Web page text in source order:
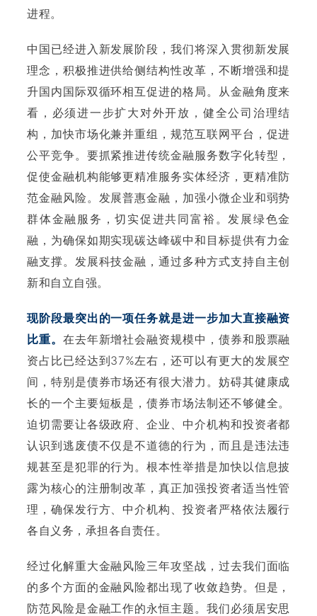
进程。
中国已经进入新发展阶段，我们将深入贯彻新发展
理念，积极推进供给侧结构性改革，不断增强和提
升国内国际双循环相互促进的格局。从金融角度来
看，必须进一步扩大对外开放，健全公司治理结
构，加快市场化兼并重组，规范互联网平台，促进
公平竞争。要抓紧推进传统金融服务数字化转型，
促使金融机构能够更精准服务实体经济，更精准防
范金融风险。发展普惠金融，加强小微企业和弱势
群体金融服务，切实促进共同富裕。发展绿色金
融，为确保如期实现碳达峰碳中和目标提供有力金
融支撑。发展科技金融，通过多种方式支持自主创
新和自立自强。
现阶段最突出的一项任务就是进一步加大直接融资
比重。 在去年新增社会融资规模中，债券和股票融
资占比已经达到37%左右，还可以有更大的发展空
间，特别是债券市场还有很大潜力。妨碍其健康成
长的一个主要短板是，债券市场法制还不够健全。
迫切需要让各级政府、企业、中介机构和投资者都
认识到逃废债不仅是不道德的行为，而且是违法违
规甚至是犯罪的行为。根本性举措是加快以信息披
露为核心的注册制改革，真正加强投资者适当性管
理，确保发行方、中介机构、投资者严格依法履行
各自义务，承担各自责任。
经过化解重大金融风险三年攻坚战，过去我们面临
的多个方面的金融风险都出现了收敛趋势。但是，
防范风险是金融工作的永恒主题。我们必须居安思